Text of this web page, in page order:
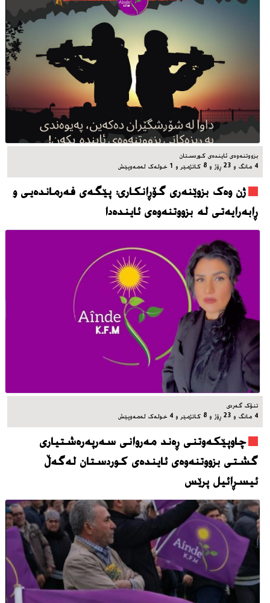
بزووتنه‌وه‌ی ئاینده‌ی کوردستان
4 مانگ و 23 ڕۆژ و 8 کاتژمێر و 1 خوله‌ک له‌مه‌وپێش‌
ژن وەک بزوێنەری گۆڕانکاری: پێگەی فەرماندەیی و
ڕابەرایەتی لە بزووتنەوەی ئایندەدا
تنۆک گەردی
4 مانگ و 23 ڕۆژ و 8 کاتژمێر و 4 خوله‌ک له‌مه‌وپێش‌
چاوپێکەوتنی ڕەند مەروانی سەرپەرەشتیاری
گشتی بزووتنەوەی ئایندەی کوردستان لەگەڵ
ئیسڕائیل پرێس